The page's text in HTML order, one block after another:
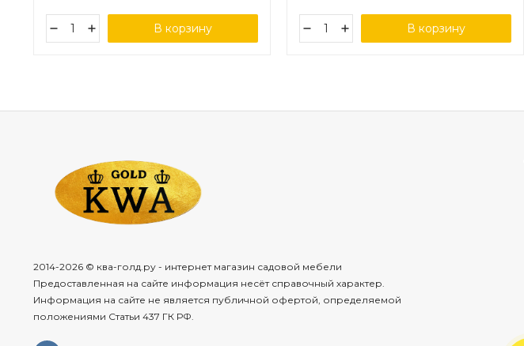
В корзину В корзину
2014-2026 © ква-голд.ру - интернет магазин садовой мебели
Предоставленная на сайте информация несёт справочный характер.
Информация на сайте не является публичной офертой, определяемой
положениями Статьи 437 ГК РФ.